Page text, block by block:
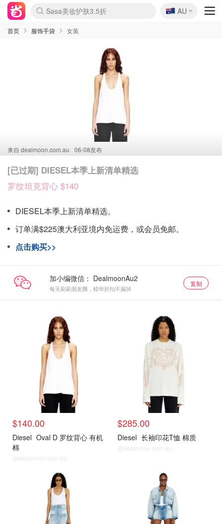
lululemon折扣上新
Sasa美妆护肤3.5折
SSENSE年中3折
FreshBeauty好价汇总
Cettire降价+叠9折
WWS Coles超市实拍
viagogo二手票捡漏
Myer超级周末1折
The Outnet奢牌1折起
David Jones 3折起
Flannels大牌1折
Perfumes Club护肤1折
AMIRO返校季6.2折
Amazon折扣汇总
eToro入金$200送$50
Amazon数码好物
ICONIC本周7.5折
ThedoubleF高奢地板价
Moose Knuckles 6折
丝芙兰5折起
EUFY官网3.7折起
Selenichast首饰2折
Trip机票酒店促销
YSL送5件彩妆礼
Amazon家居好物
Amazon美妆护肤
雅漾大喷$8
过敏原检测盒$33
伊索独家赠50ml沐浴露
科颜氏清仓3折
SEALIFE海洋馆门票6折
丝塔芙大白罐$16
订阅Newsletter送香薰
Cult Beauty 6.8折
Harrods圣诞日历2.3折
LN-CC奢牌私促3折
d'Alba空姐喷雾$16
EVE LOM套装逆天2折
Bernardelli独家4折
Adore Beauty 6折起
CT圣诞日历
Mytheresa奢品2.7折
Luxury Escapes 9折
Currentbody美容仪9折
MOON Garden Live
Roborock扫地机3.7折
Tingo Life水杯$24
Valentino官网5折
CR洗发护发6.3折
修丽可套装7.4折
Myer彩妆2件7折
GANNI官网4.5折
Stylevana韩妆4折
Tessabit高奢8.5折
OGX洗护4折
Amazon阿德莱德次日达
卡诗8.5折+赠礼
Philips Hue灯具8折
🇦🇺
AU
首页 服饰手袋 女装
来自 dealmoon.com.au 06-08发布
[已过期] DIESEL本季上新清单精选
罗纹坦克背心 $140
DIESEL本季上新清单精选。
订单满$225澳大利亚境内免运费，或会员免邮。
点击购买>>
加小编微信：
每天刷刷朋友圈，精华折扣不漏掉
复制
$140.00
Diesel Oval D 罗纹背心 有机
棉
@dealmoon.com.au
$285.00
Diesel 长袖印花T恤 棉质
@dealmoon.com.au